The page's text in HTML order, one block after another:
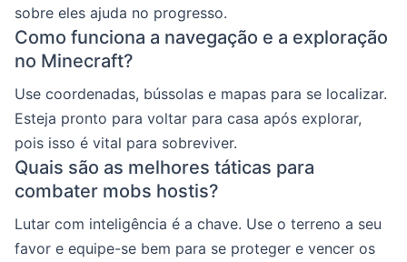
sobre eles ajuda no progresso.
Como funciona a navegação e a exploração
no Minecraft?
Use coordenadas, bússolas e mapas para se localizar.
Esteja pronto para voltar para casa após explorar,
pois isso é vital para sobreviver.
Quais são as melhores táticas para
combater mobs hostis?
Lutar com inteligência é a chave. Use o terreno a seu
favor e equipe-se bem para se proteger e vencer os